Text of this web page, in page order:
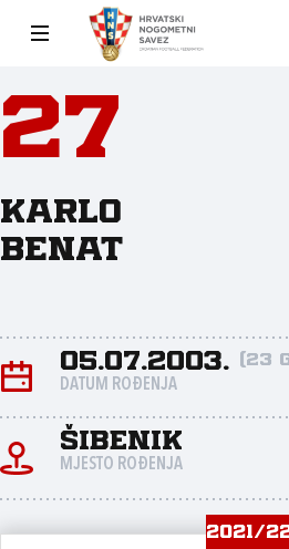
27
Karlo
Benat
05.07.2003. (23
DATUM ROĐENJA
Šibenik
MJESTO ROĐENJA
2021/